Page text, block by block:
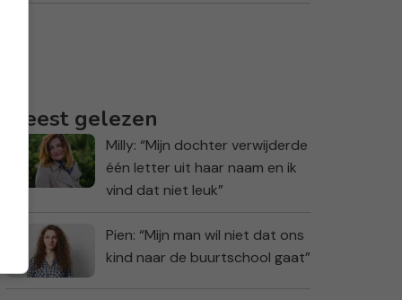
Meest gelezen
Milly: “Mijn dochter verwijderde
één letter uit haar naam en ik
vind dat niet leuk”
Pien: “Mijn man wil niet dat ons
kind naar de buurtschool gaat”